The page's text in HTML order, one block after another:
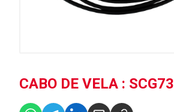
CABO DE VELA : SCG73